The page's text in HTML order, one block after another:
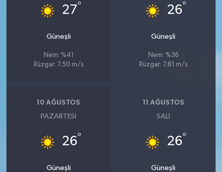
27°
Güneşli
Nem: %41
Rüzgar: 7.50 m/s
26°
Güneşli
Nem: %36
Rüzgar: 7.81 m/s
10 AĞUSTOS
PAZARTESI
26°
Güneşli
11 AĞUSTOS
SALI
26°
Güneşli